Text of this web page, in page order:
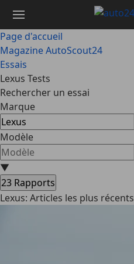
contenu
principal
Page d'accueil
Magazine AutoScout24
Essais
Lexus Tests
Rechercher un essai
Marque
Modèle
▼
23 Rapports
Lexus: Articles les plus récents